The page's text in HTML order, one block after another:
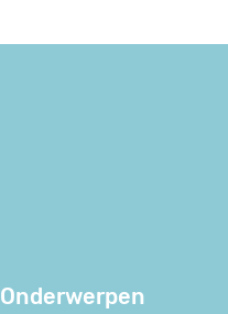
Onderwerpen